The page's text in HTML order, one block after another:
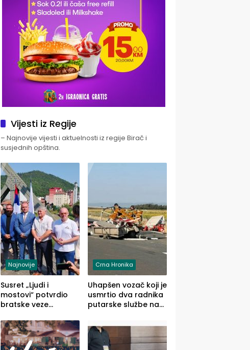
Vijesti iz Regije
– Najnovije vijesti i aktuelnosti iz regije Birač i
susjednih opština.
Najnovije
Susret „Ljudi i
mostovi“ potvrdio
bratske veze
Zvornika
Crna Hronika
Uhapšen vozač koji je
usmrtio dva radnika
putarske službe na
prema Šapcu
(FOTO)